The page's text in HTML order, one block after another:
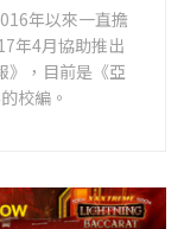
年以來一直擔
年4月協助推出
》，目前是《亞
校編。